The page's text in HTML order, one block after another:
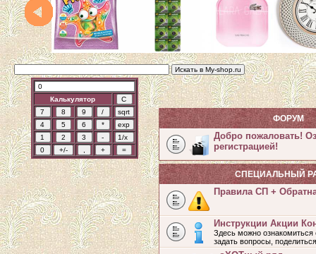
Калькулятор
ФОРУМ
Добро пожаловать!
регистрацией!
СПЕЦИАЛЬНЫЙ
Правила СП +
Инструкции Акции
Здесь можно
задать вопросы,